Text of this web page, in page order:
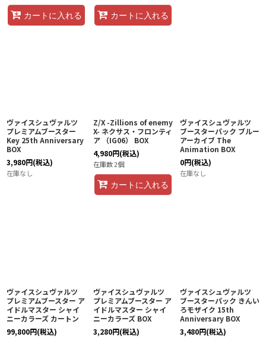
カートに入れる カートに入れる
ヴァイスシュヴァルツ
プレミアムブースター
Key 25th Anniversary
BOX
3,980円(税込)
在庫なし
Z/X -Zillions of enemy
X- ネクサス・フロンティ
ア （IG06） BOX
4,980円(税込)
在庫数 2個
カートに入れる
ヴァイスシュヴァルツ
ブースターパック ブルー
アーカイブ The
Animation BOX
0円(税込)
在庫なし
ヴァイスシュヴァルツ
プレミアムブースター ア
イドルマスター シャイ
ニーカラーズ カートン
99,800円(税込)
ヴァイスシュヴァルツ
プレミアムブースター ア
イドルマスター シャイ
ニーカラーズ BOX
3,280円(税込)
ヴァイスシュヴァルツ
ブースターパック きんい
ろモザイク 15th
Anniversary BOX
3,480円(税込)